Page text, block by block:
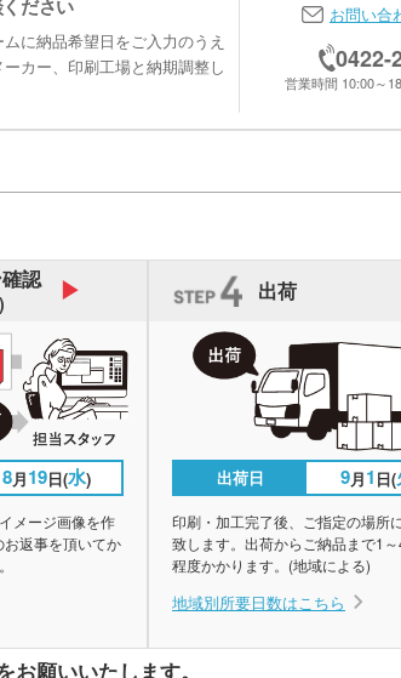
ださい
に納品希望日をご入力のうえ
カー、印刷工場と納期調整し
お問い合
0422-
営業時間 10:00～
確認
8月19日(水)
メージ画像を作
返事を頂いてか
出荷
出荷日 9月1 日(
印刷・加工完了後、ご指定の場所
致します。出荷からご納品まで1
程度かかります。(地域による)
地域別所要日数はこちら
お願いいたします。